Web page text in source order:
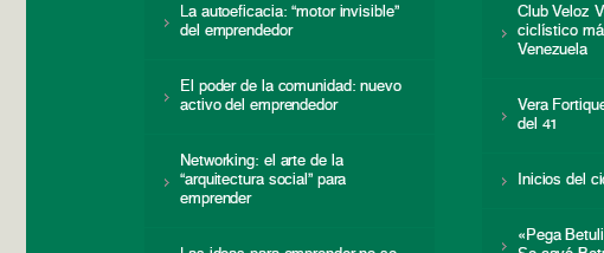
La autoeficacia: “motor invisible”
del emprendedor
El poder de la comunidad: nuevo
activo del emprendedor
Networking: el arte de la
“arquitectura social” para
emprender
Club Veloz
ciclístico
Venezuela
Vera
del 41
Inicios del
«Pega